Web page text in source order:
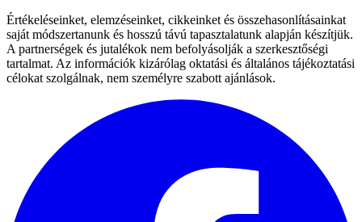
Értékeléseinket, elemzéseinket, cikkeinket és összehasonlításainkat
saját módszertanunk és hosszú távú tapasztalatunk alapján készítjük.
A partnerségek és jutalékok nem befolyásolják a szerkesztőségi
tartalmat. Az információk kizárólag oktatási és általános tájékoztatási
célokat szolgálnak, nem személyre szabott ajánlások.